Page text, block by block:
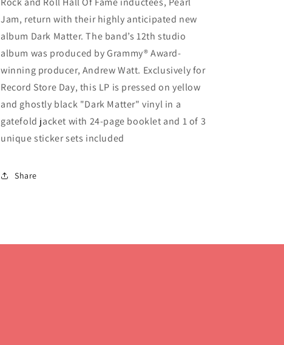
Ghostly
Black
Dark
Matter
Ghostly
Black
Dark
Matter
Jam, return with their highly anticipated new
album Dark Matter. The band’s 12th studio
album was produced by Grammy® Award-
winning producer, Andrew Watt. Exclusively for
Record Store Day, this LP is pressed on yellow
and ghostly black "Dark Matter" vinyl in a
gatefold jacket with 24-page booklet and 1 of 3
unique sticker sets included
Share